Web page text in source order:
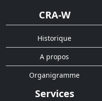
CRA-W
Historique
A propos
Organigramme
Services